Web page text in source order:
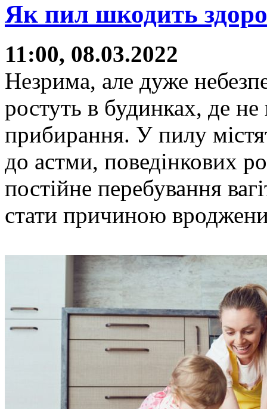
Як пил шкодить
11:00, 08.03.2022
Незрима, але дуже
ростуть в будинках, де
прибирання. У пилу
до астми, поведінкових
постійне перебування
стати причиною